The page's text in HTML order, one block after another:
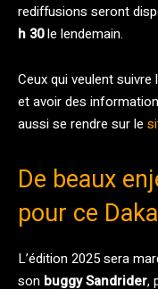
rediffusions seront
h 30le lendemain.
Ceux qui veulent
et avoir des
aussi se rendre sur le
De beaux
pour ce
L’édition 2025 sera
son buggy Sandrider,